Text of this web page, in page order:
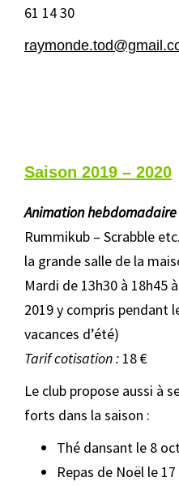
61 14 30
Saison 2019 – 2020
Animation
Rummikub – Scrabble
la grande salle de la
Mardi de 13h30 à 18h45
2019 y compris pendant
vacances d’été)
Tarif cotisation : 18 €
Le club propose aussi à
forts dans la saison :
Thé dansant le 8
Repas de Noël le